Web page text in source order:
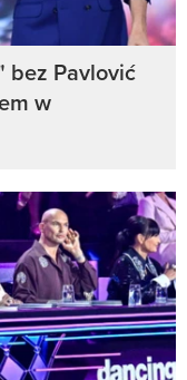
bez Pavlović
w